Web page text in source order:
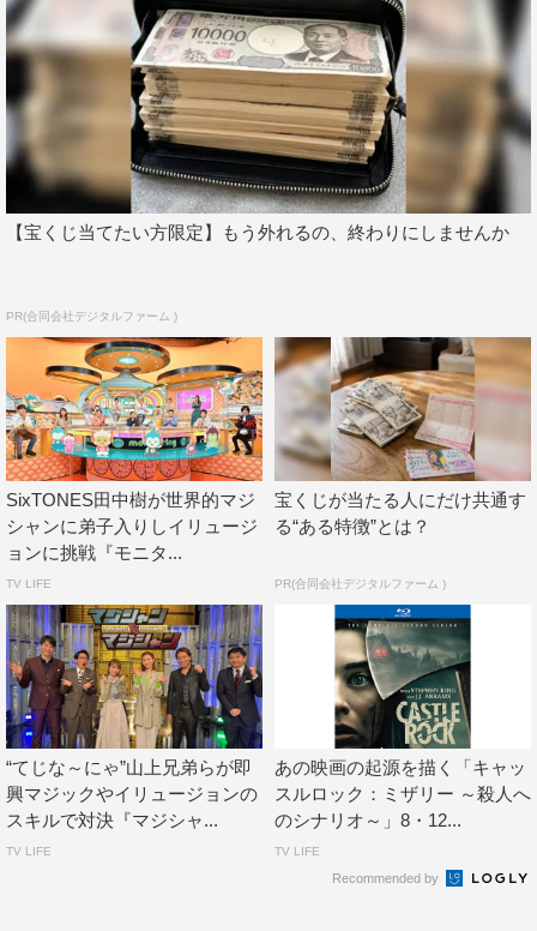
ブルーレイ 価格：4,743円＋税
DVD 価格：3,800円＋税
＜スタッフ＞
監督：ジョン・M・チュウ（『G.I.ジョー バック2リベンジ
』）
製作総指揮：ルイ・ルテリエ（『インクレディブル・ハル
＜キャスト＞
J.ダニエル・アトラス：ジェシー・アイゼンバーグ（武藤
正史）
ディラン・ローズ：マーク・ラファロ（宮内敦士）
メリット・マッキニー：ウディ・ハレルソン（内田直哉）
ジャック・ワイルダー：デイヴ・フランコ（細谷佳正）
ウォルター・メイブリー：ダニエル・ラドクリフ（小野賢
ルーラ：リジー・キャプラン（清水理沙）
TM＆©c2016 Summit Entertainment,LLC.All Right
Reserved.
【宝くじ当てたい方限定】もう外れるの、終わりにしませんか
PR(合同会社デジタルファーム )
SixTONES田中樹が世界的マジ
シャンに弟子入りしイリュージ
ョンに挑戦『モニタ...
TV LIFE
宝くじが当たる人にだけ共通す
る“ある特徴”とは？
PR(合同会社デジタルファーム )
“てじな～にゃ”山上兄弟らが即
興マジックやイリュージョンの
スキルで対決『マジシャ...
TV LIFE
あの映画の起源を描く「キャッ
スルロック：ミザリー ～殺人へ
のシナリオ～」8・12...
TV LIFE
Recommended by